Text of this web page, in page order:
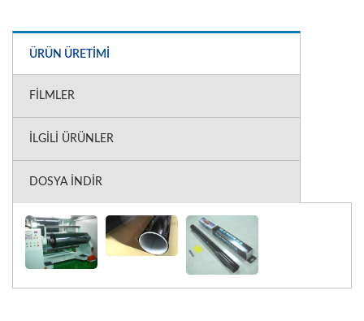
ÜRÜN ÜRETIMI
FILMLER
İLGILI ÜRÜNLER
DOSYA İNDIR